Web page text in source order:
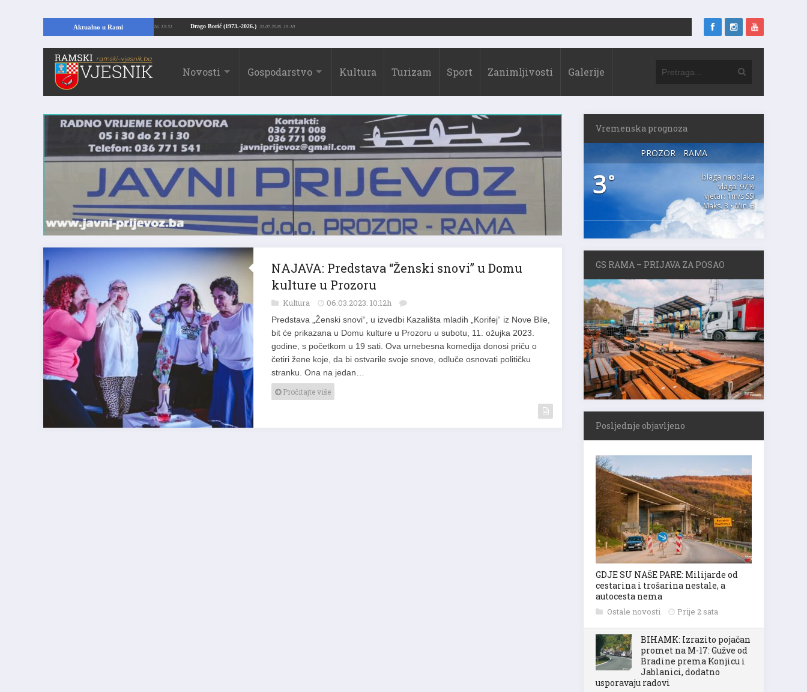
Aktualno u Rami Drago Borić (1973.-2026.) 31.07.2026. 19:10
Kopajući temelje kuće, pronašao vrijedne arheološke ostatke 24.07.2026. 13:51
Novosti Gospodarstvo Kultura Turizam Sport Zanimljivosti Galerije
NAJAVA: Predstava “Ženski snovi” u Domu
kulture u Prozoru
Kultura 06.03.2023. 10:12h
Predstava „Ženski snovi“, u izvedbi Kazališta mladih „Korifej“ iz Nove Bile,
bit će prikazana u Domu kulture u Prozoru u subotu, 11. ožujka 2023.
godine, s početkom u 19 sati. Ova urnebesna komedija donosi priču o
četiri žene koje, da bi ostvarile svoje snove, odluče osnovati političku
stranku. Ona na jedan…
Pročitajte više
Vremenska prognoza
PROZOR - RAMA
3°
blaga naoblaka
vlaga: 97%
vjetar: 1m/s SSI
Maks. 3 • Min. 3
GS RAMA – PRIJAVA ZA POSAO
Posljednje objavljeno
GDJE SU NAŠE PARE: Milijarde od
cestarina i trošarina nestale, a
autocesta nema
Ostale novosti Prije 2 sata
BIHAMK: Izrazito pojačan
promet na M-17: Gužve od
Bradine prema Konjicu i
Jablanici, dodatno
usporavaju radovi